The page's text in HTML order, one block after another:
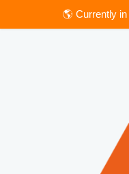
🌎 Currently in